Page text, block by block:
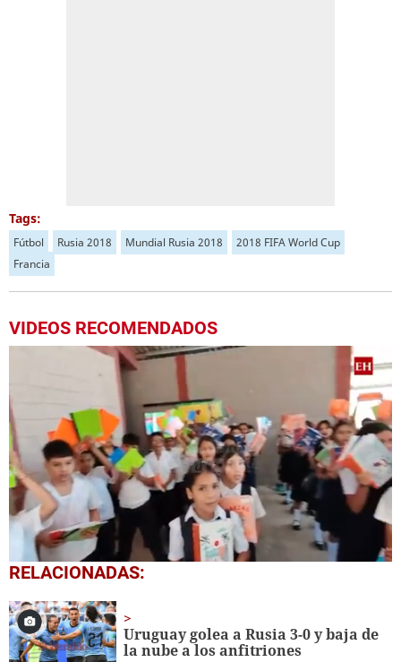
Tags:
Fútbol Rusia 2018 Mundial Rusia 2018
2018 FIFA World Cup
Francia
VIDEOS RECOMENDADOS
0
seconds
1
minute,
56
seconds
RELACIONADAS:
Uruguay golea a Rusia 3-0 y baja de
la nube a los anfitriones